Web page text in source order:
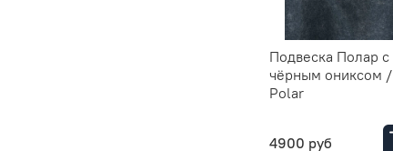
Подвеска Полар c
чёрным ониксом /
Polar
4900 руб